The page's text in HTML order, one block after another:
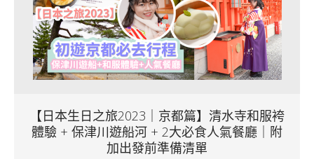
【日本生日之旅2023｜京都篇】清水寺和服袴
體驗 + 保津川遊船河 + 2大必食人氣餐廳｜附
加出發前準備清單